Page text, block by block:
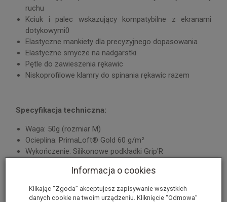
ruchu
Kciuk i palec wskazujący kompatybilne z ekranami
dotykowymi0
Elastyczne mankiety dla precyzyjnego dopasowania
Elastyczne smycze na nadgarstki
Pętle do zawieszenia rękawic
Niskoprofilowe klamry do spinania rękawic razem
Specyfikacja techniczna:
Waga: 50g (rozmiar M)
Ocieplina: PrimaLoft® Gold 60 g/m²
Wykończenie: Silikonowe podkładki Grip'R
* 0 oznacza "Brak izolacji termicznej", 5 oznacza
"Najwyższy poziom izolacji termicznej" wg. skali
producenta.
W ostatnich 7 dniach produktem interesują się
Informacja o cookies
Klikając “Zgoda” akceptujesz zapisywanie wszystkich
danych cookie na twoim urządzeniu. Kliknięcie “Odmowa”